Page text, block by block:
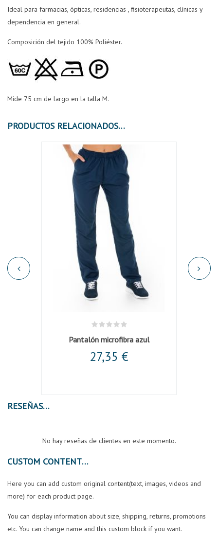
Ideal para farmacias, ópticas, residencias , fisioterapeutas, clínicas y
dependencia en general.
Composición del tejido 100% Poliéster.
Mide 75 cm de largo en la talla M.
PRODUCTOS RELACIONADOS
Pantalón microfibra azul
27,35 €
RESEÑAS
No hay reseñas de clientes en este momento.
CUSTOM CONTENT
Here you can add custom original content(text, images, videos and
more) for each product page.
You can display information about size, shipping, returns, promotions
etc. You can change name and this custom block if you want.